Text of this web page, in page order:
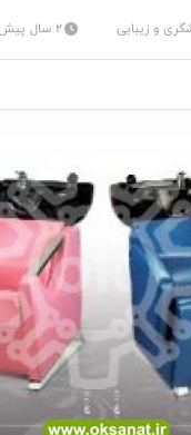
و زیبایی 2 سال پیش